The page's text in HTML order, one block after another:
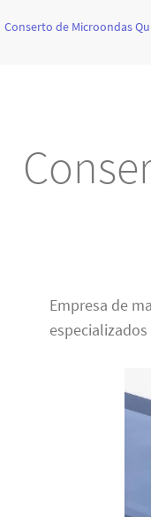
Conserto de Microondas
Empresa de